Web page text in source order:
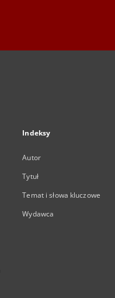
Indeksy
Autor
Tytuł
Temat i słowa kluczowe
Wydawca